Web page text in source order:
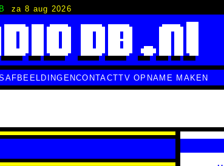
za 8 aug 2026
AFBEELDINGENCONTACTTV OPNAME MAKEN